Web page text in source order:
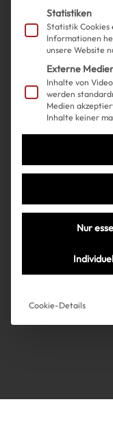
Über
Statistiken
Statistik Cookies
Informationen
unsere Website
Externe
Inhalte von
werden
Medien
Inhalte keiner
Nur
Cookie-Details